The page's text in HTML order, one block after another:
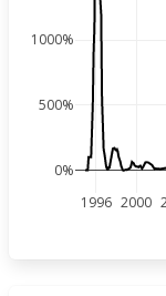
1996 2000
0%
500%
1000%